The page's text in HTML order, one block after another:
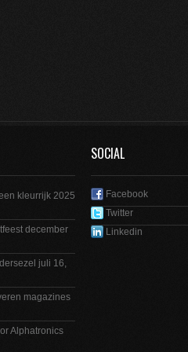
kleurrijk 2025
december
juli 16,
magazines
Alphatronics
SOCIAL
Facebook
Twitter
Linkedin